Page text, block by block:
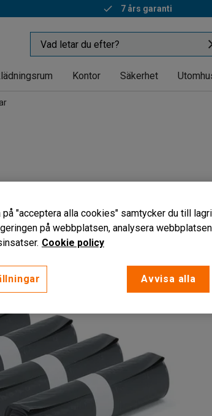
7 års garanti
Kontor Säkerhet
på "acceptera alla cookies" samtycker du till
på webbplatsen, analysera
Cookie policy
Avvisa alla